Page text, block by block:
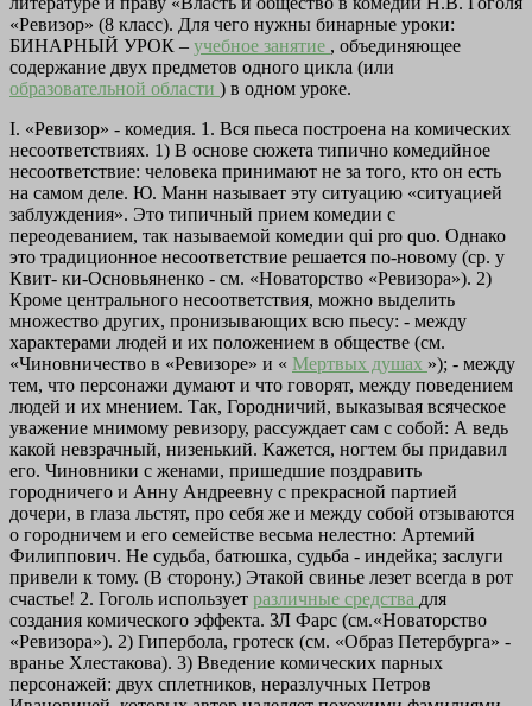
«Ревизор» (8 класс). Для чего нужны бинарные уроки:
БИНАРНЫЙ УРОК – учебное занятие , объединяющее
содержание двух предметов одного цикла (или
образовательной области ) в одном уроке.
I. «Ревизор» - комедия. 1. Вся пьеса построена на комических
несоответствиях. 1) В основе сюжета типично комедийное
несоответствие: человека принимают не за того, кто он есть
на самом деле. Ю. Манн называет эту ситуацию «ситуацией
заблуждения». Это типичный прием комедии с
переодеванием, так называемой комедии qui pro quo. Однако
это традиционное несоответствие решается по-новому (ср. у
Квит- ки-Основьяненко - см. «Новаторство «Ревизора»). 2)
Кроме центрального несоответствия, можно выделить
множество других, пронизывающих всю пьесу: - между
характерами людей и их положением в обществе (см.
«Чиновничество в «Ревизоре» и « Мертвых душах »); - между
тем, что персонажи думают и что говорят, между поведением
людей и их мнением. Так, Городничий, выказывая всяческое
уважение мнимому ревизору, рассуждает сам с собой: А ведь
какой невзрачный, низенький. Кажется, ногтем бы придавил
его. Чиновники с женами, пришедшие поздравить
городничего и Анну Андреевну с прекрасной партией
дочери, в глаза льстят, про себя же и между собой отзываются
о городничем и его семействе весьма нелестно: Артемий
Филиппович. Не судьба, батюшка, судьба - индейка; заслуги
привели к тому. (В сторону.) Этакой свинье лезет всегда в рот
счастье! 2. Гоголь использует различные средства для
создания комического эффекта. ЗЛ Фарс (см.«Новаторство
«Ревизора»). 2) Гипербола, гротеск (см. «Образ Петербурга» -
вранье Хлестакова). 3) Введение комических парных
персонажей: двух сплетников, неразлучных Петров